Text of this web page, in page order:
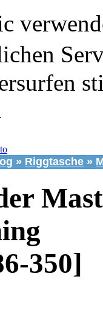
» Riggtasche »
Mast
350]